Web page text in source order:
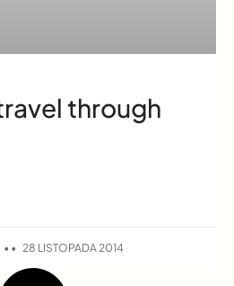
through
28 LISTOPADA 2014